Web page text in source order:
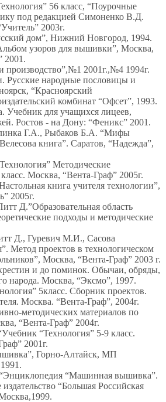
56 класс, “Поурочные
под редакцией Симоненко В.Д.
2003г.
дом”, Нижний Новгород, 1994.
узоров для вышивки”, Москва,
2001г.,№4 1994г.
Русские народные пословицы и
“Красноярский
комбинат “Офсет”, 1993.
Учебник для учащихся лицеев,
Ростов - на Дону: “Феникс” 2001.
Г.А., Рыбаков Б.А. “Мифы
книга”. Саратов, “Надежда”,
Методические
Москва, “Вента-Граф” 2005г.
книга учителя технологии”,
2005г.
Д.”Образовательная область
подходы и методические
Д., Гуревич М.И., Сасова
Метод проектов в технологическом
Москва, “Вента-Граф” 2003 г.
и до поминок. Обычаи, обряды,
народа. Москва, “Эксмо”, 1997.
5класс. Сборник проектов.
Москва. “Вента-Граф”, 2004г.
методических материалов по
“Вента-Граф” 2004г.
“Технология” 5-9 класс.
2001г.
Горно-Алтайск, МП
“Машинная вышивка”.
“Большая Российская